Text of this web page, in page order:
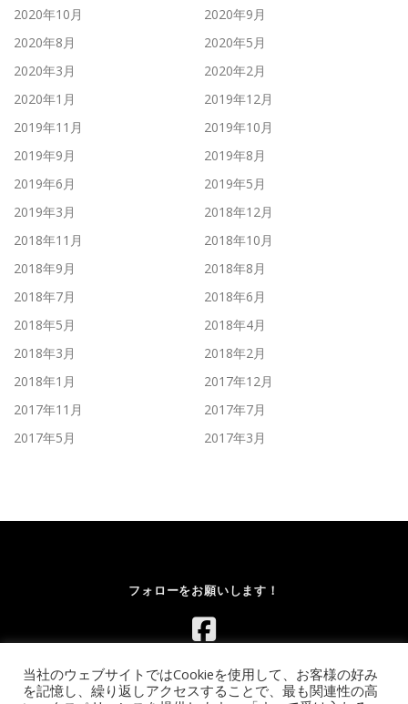
2020年10月
2020年9月
2020年8月
2020年5月
2020年3月
2020年2月
2020年1月
2019年12月
2019年11月
2019年10月
2019年9月
2019年8月
2019年6月
2019年5月
2019年3月
2018年12月
2018年11月
2018年10月
2018年9月
2018年8月
2018年7月
2018年6月
2018年5月
2018年4月
2018年3月
2018年2月
2018年1月
2017年12月
2017年11月
2017年7月
2017年5月
2017年3月
フォローをお願いします！
当社のウェブサイトではCookieを使用して、お客様の好み
を記憶し、繰り返しアクセスすることで、最も関連性の高